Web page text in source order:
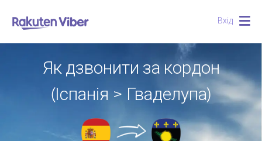
Вхід
Як дзвонити за кордон
(Іспанія > Гваделупа)